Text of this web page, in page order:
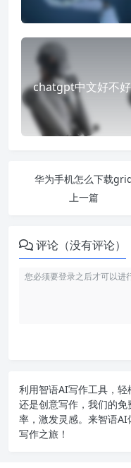
chatgpt中文好不
华为手机怎么下载
上一篇
评论（没有评论）
利用智语AI写作工具，轻
还是创意写作，我们的
率，激发灵感。来智语AI
写作之旅！